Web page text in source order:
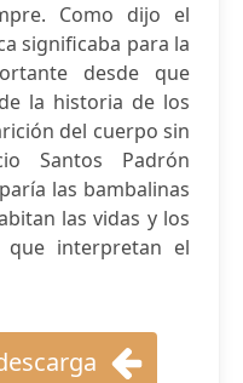
Como dijo el
significaba para la
desde que
la historia de los
del cuerpo sin
Santos Padrón
las bambalinas
las vidas y los
que interpretan el